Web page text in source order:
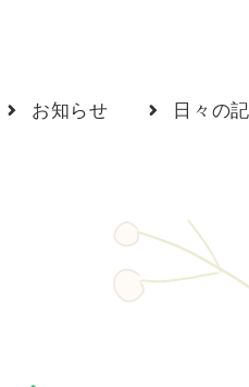
お知らせ 日々の